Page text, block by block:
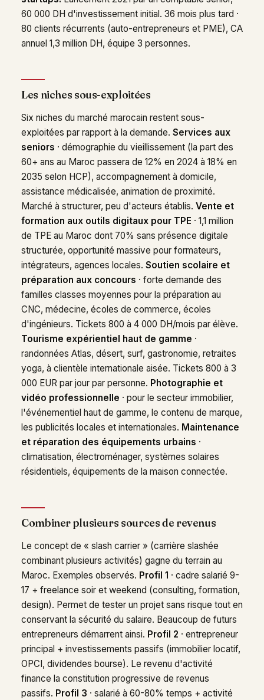
60 000 DH d'investissement initial. 36 mois plus tard ·
80 clients récurrents (auto-entrepreneurs et PME), CA
annuel 1,3 million DH, équipe 3 personnes.
Les niches sous-exploitées
Six niches du marché marocain restent sous-
exploitées par rapport à la demande. Services aux
seniors · démographie du vieillissement (la part des
60+ ans au Maroc passera de 12% en 2024 à 18% en
2035 selon HCP), accompagnement à domicile,
assistance médicalisée, animation de proximité.
Marché à structurer, peu d'acteurs établis. Vente et
formation aux outils digitaux pour TPE · 1,1 million
de TPE au Maroc dont 70% sans présence digitale
structurée, opportunité massive pour formateurs,
intégrateurs, agences locales. Soutien scolaire et
préparation aux concours · forte demande des
familles classes moyennes pour la préparation au
CNC, médecine, écoles de commerce, écoles
d'ingénieurs. Tickets 800 à 4 000 DH/mois par élève.
Tourisme expérientiel haut de gamme ·
randonnées Atlas, désert, surf, gastronomie, retraites
yoga, à clientèle internationale aisée. Tickets 800 à 3
000 EUR par jour par personne. Photographie et
vidéo professionnelle · pour le secteur immobilier,
l'événementiel haut de gamme, le contenu de marque,
les publicités locales et internationales. Maintenance
et réparation des équipements urbains ·
climatisation, électroménager, systèmes solaires
résidentiels, équipements de la maison connectée.
Combiner plusieurs sources de revenus
Le concept de « slash carrier » (carrière slashée
combinant plusieurs activités) gagne du terrain au
Maroc. Exemples observés. Profil 1 · cadre salarié 9-
17 + freelance soir et weekend (consulting, formation,
design). Permet de tester un projet sans risque tout en
conservant la sécurité du salaire. Beaucoup de futurs
entrepreneurs démarrent ainsi. Profil 2 · entrepreneur
principal + investissements passifs (immobilier locatif,
OPCI, dividendes bourse). Le revenu d'activité
finance la constitution progressive de revenus
passifs. Profil 3 · salarié à 60-80% temps + activité